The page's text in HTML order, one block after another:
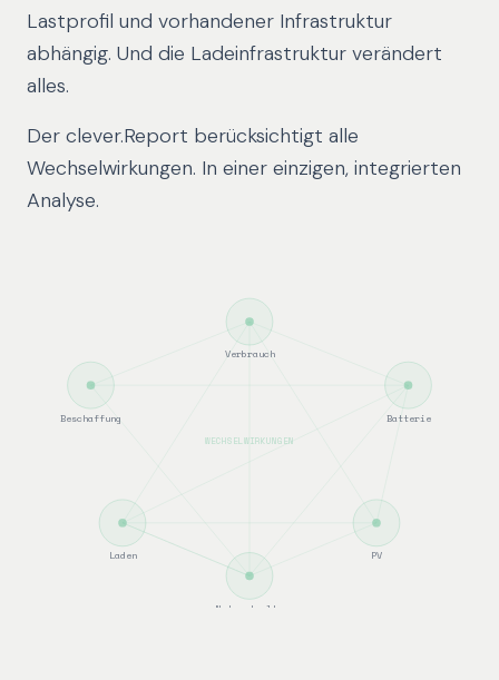
Lastprofil und vorhandener Infrastruktur
abhängig. Und die Ladeinfrastruktur verändert
alles.
Der clever.Report berücksichtigt alle
Wechselwirkungen. In einer einzigen, integrierten
Analyse.
Verbrauch
Batterie
PV
Netzentgelte
Laden
Beschaffung
WECHSELWIRKUNGEN